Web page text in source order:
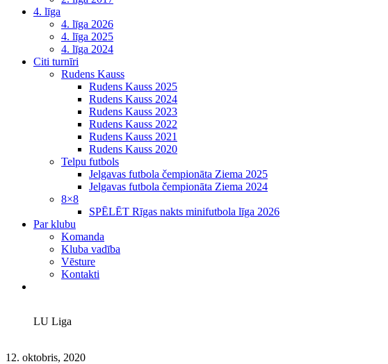
4. līga
4. līga 2026
4. līga 2025
4. līga 2024
Citi turnīri
Rudens Kauss
Rudens Kauss 2025
Rudens Kauss 2024
Rudens Kauss 2023
Rudens Kauss 2022
Rudens Kauss 2021
Rudens Kauss 2020
Telpu futbols
Jelgavas futbola čempionāta Ziema 2025
Jelgavas futbola čempionāta Ziema 2024
8×8
SPĒLĒT Rīgas nakts minifutbola līga 2026
Par klubu
Komanda
Kluba vadība
Vēsture
Kontakti
LU Liga
12. oktobris, 2020